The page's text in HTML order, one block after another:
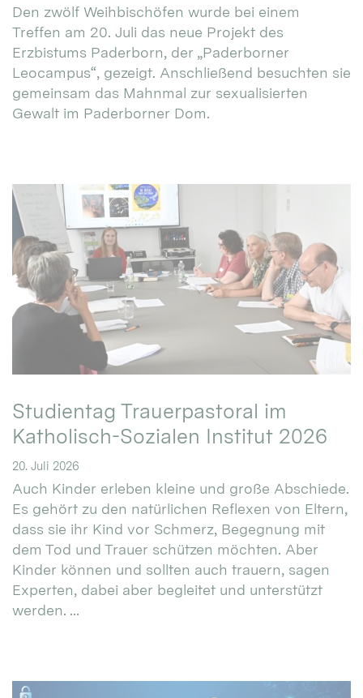
Den zwölf Weihbischöfen wurde bei einem
Treffen am 20. Juli das neue Projekt des
Erzbistums Paderborn, der „Paderborner
Leocampus“, gezeigt. Anschließend besuchten sie
gemeinsam das Mahnmal zur sexualisierten
Gewalt im Paderborner Dom.
Studientag Trauerpastoral im
Katholisch-Sozialen Institut 2026
20. Juli 2026
Auch Kinder erleben kleine und große Abschiede.
Es gehört zu den natürlichen Reflexen von Eltern,
dass sie ihr Kind vor Schmerz, Begegnung mit
dem Tod und Trauer schützen möchten. Aber
Kinder können und sollten auch trauern, sagen
Experten, dabei aber begleitet und unterstützt
werden. ...